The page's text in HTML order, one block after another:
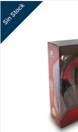
Sin Stock